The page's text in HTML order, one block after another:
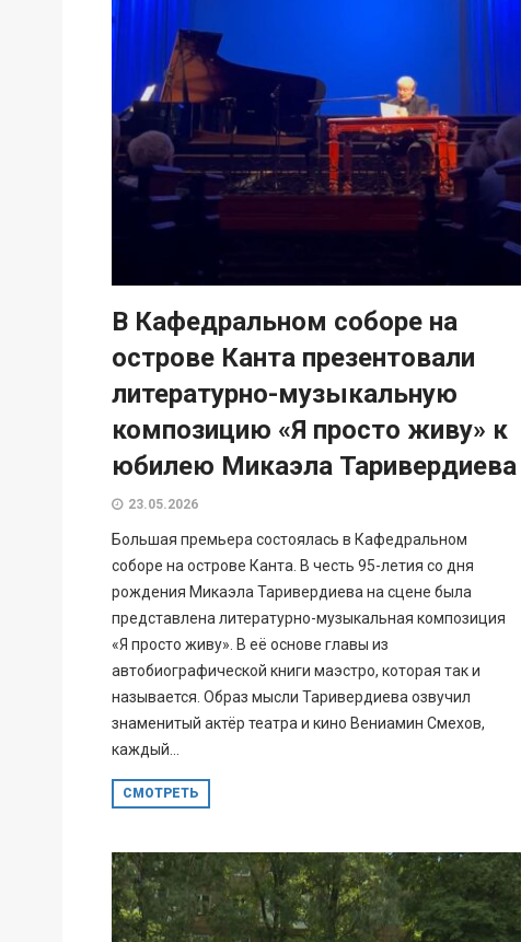
В Кафедральном соборе на
острове Канта презентовали
литературно-музыкальную
композицию «Я просто живу» к
юбилею Микаэла Таривердиева
23.05.2026
Большая премьера состоялась в Кафедральном
соборе на острове Канта. В честь 95-летия со дня
рождения Микаэла Таривердиева на сцене была
представлена литературно-музыкальная композиция
«Я просто живу». В её основе главы из
автобиографической книги маэстро, которая так и
называется. Образ мысли Таривердиева озвучил
знаменитый актёр театра и кино Вениамин Смехов,
каждый...
СМОТРЕТЬ